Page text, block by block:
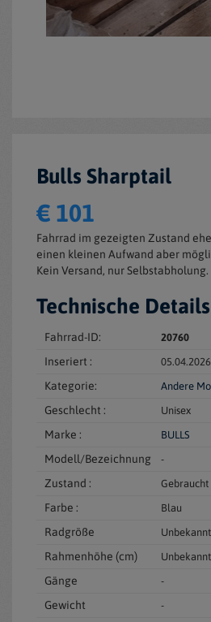
Bulls Sharptail
€ 101
Fahrrad im gezeigten Zustand
einen kleinen Aufwand aber
Kein Versand, nur Selbstabholung.
Technische Details
Fahrrad-ID: 20760
Inseriert : 05.04.2026
Kategorie: Andere
Geschlecht : Unisex
Marke : BULLS
Modell/Bezeichnung -
Zustand : Gebraucht
Farbe : Blau
Radgröße Unbekannt
Rahmenhöhe (cm) Unbekannt
Gänge -
Gewicht -